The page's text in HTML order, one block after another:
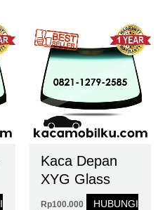
Kaca Depan
XYG Glass
Rp100.000
HUBUNGI